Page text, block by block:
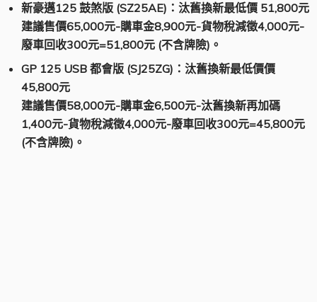
新豪邁125 鼓煞版 (SZ25AE)：汰舊換新最低價 51,800元
建議售價65,000元-購車金8,900元-貨物稅減徵4,000元-
廢車回收300元=51,800元 (不含牌險)。
GP 125 USB 都會版 (SJ25ZG)：汰舊換新最低價價
45,800元
建議售價58,000元-購車金6,500元-汰舊換新再加碼
1,400元-貨物稅減徵4,000元-廢車回收300元=45,800元
(不含牌險)。